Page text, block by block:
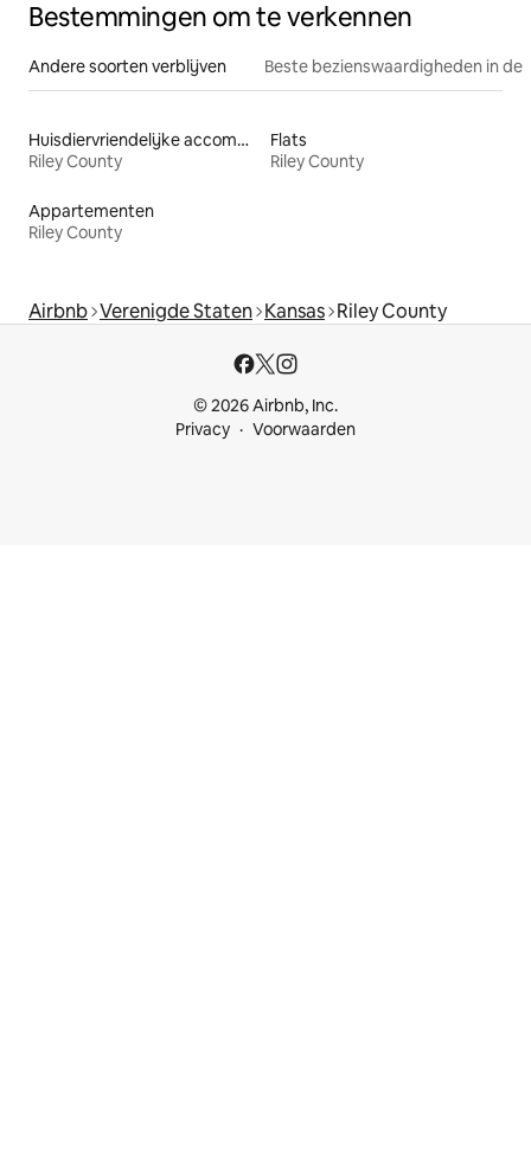
Bestemmingen om te verkennen
Andere soorten verblijven Beste bezienswaardigheden in de
Huisdiervriendelijke accommodaties
Riley County
Flats
Riley County
Appartementen
Riley County
Airbnb Verenigde Staten Kansas Riley County
© 2026 Airbnb, Inc.
Privacy
Voorwaarden